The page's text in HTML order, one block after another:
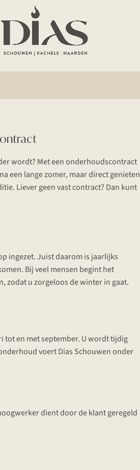
wordt? Met een onderhoudscontract
een lange zomer, maar direct genieten
Liever geen vast contract? Dan kunt
ingezet. Juist daarom is jaarlijks
Bij veel mensen begint het
zodat u zorgeloos de winter in gaat.
tot en met september. U wordt tijdig
voert Dias Schouwen onder
dient door de klant geregeld